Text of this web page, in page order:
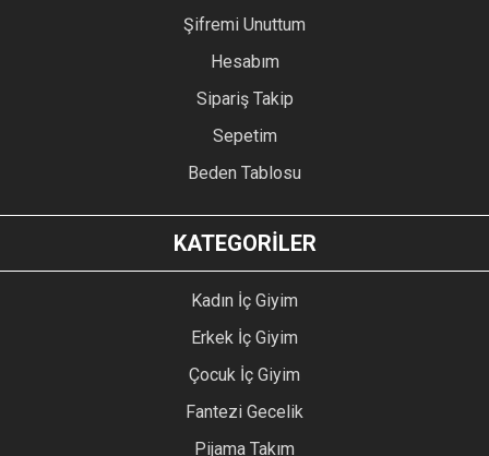
Şifremi Unuttum
Hesabım
Sipariş Takip
Sepetim
Beden Tablosu
KATEGORİLER
Kadın İç Giyim
Erkek İç Giyim
Çocuk İç Giyim
Fantezi Gecelik
Pijama Takım